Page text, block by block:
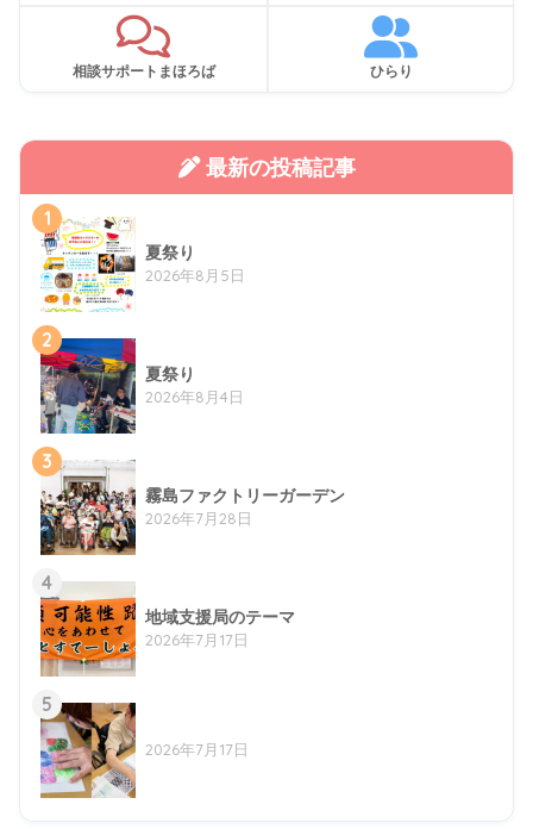
相談サポートまほろば ひらり
最新の投稿記事
1
夏祭り
2026年8月5日
2
夏祭り
2026年8月4日
3
霧島ファクトリーガーデン
2026年7月28日
4
地域支援局のテーマ
2026年7月17日
5
2026年7月17日